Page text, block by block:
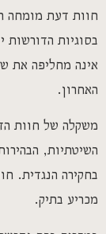
חוות דעת מומחה
בסוגיות
אינה מחליפה את
האחרון.
משקלה של חוות
השיטתיות,
בחקירה הנגדית.
מכריע בתיק.